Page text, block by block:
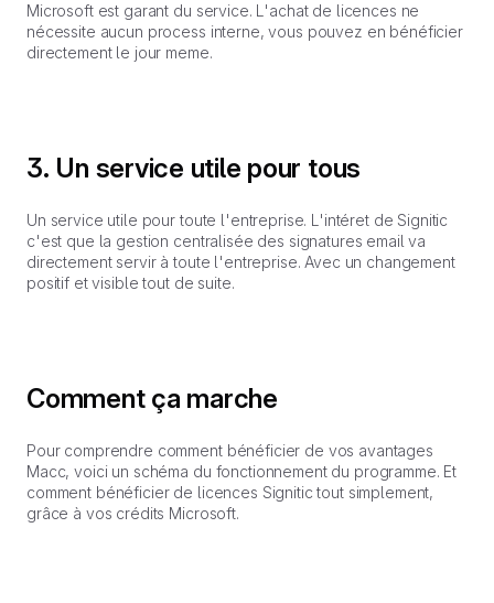
Microsoft est garant du service. L'achat de licences ne
nécessite aucun process interne, vous pouvez en bénéficier
directement le jour meme.
3. Un service utile pour tous
Un service utile pour toute l'entreprise. L'intéret de Signitic
c'est que la gestion centralisée des signatures email va
directement servir à toute l'entreprise. Avec un changement
positif et visible tout de suite.
Comment ça marche
Pour comprendre comment bénéficier de vos avantages
Macc, voici un schéma du fonctionnement du programme. Et
comment bénéficier de licences Signitic tout simplement,
grâce à vos crédits Microsoft.